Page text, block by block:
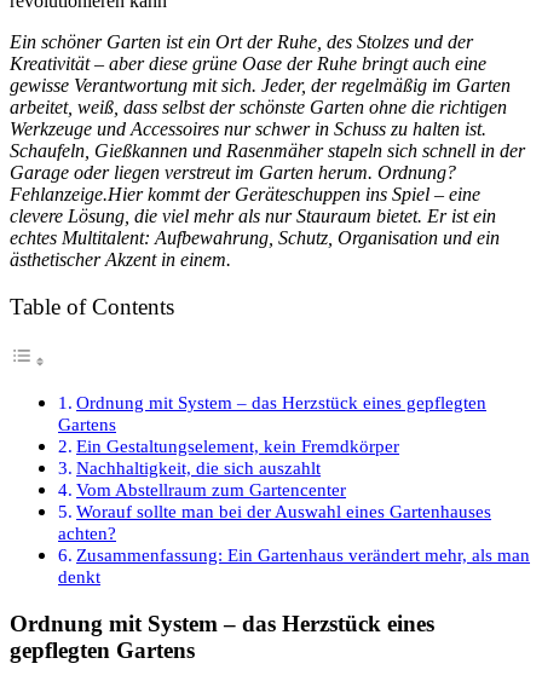
Ein schöner Garten ist ein Ort der Ruhe, des Stolzes und der
Kreativität – aber diese grüne Oase der Ruhe bringt auch eine
gewisse Verantwortung mit sich. Jeder, der regelmäßig im Garten
arbeitet, weiß, dass selbst der schönste Garten ohne die richtigen
Werkzeuge und Accessoires nur schwer in Schuss zu halten ist.
Schaufeln, Gießkannen und Rasenmäher stapeln sich schnell in der
Garage oder liegen verstreut im Garten herum. Ordnung?
Fehlanzeige.Hier kommt der Geräteschuppen ins Spiel – eine
clevere Lösung, die viel mehr als nur Stauraum bietet. Er ist ein
echtes Multitalent: Aufbewahrung, Schutz, Organisation und ein
ästhetischer Akzent in einem.
Table of Contents
Ordnung mit System – das Herzstück eines gepflegten
Gartens
Ein Gestaltungselement, kein Fremdkörper
Nachhaltigkeit, die sich auszahlt
Vom Abstellraum zum Gartencenter
Worauf sollte man bei der Auswahl eines Gartenhauses
achten?
Zusammenfassung: Ein Gartenhaus verändert mehr, als man
denkt
Ordnung mit System – das Herzstück eines
gepflegten Gartens